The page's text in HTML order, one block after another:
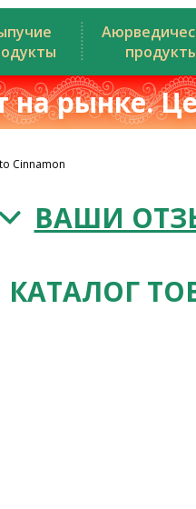
на рынке.
Cinnamon
ВАШИ
КАТАЛОГ